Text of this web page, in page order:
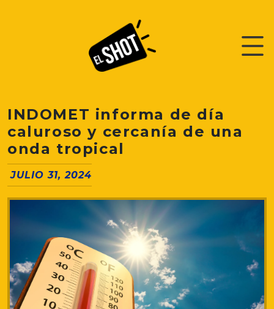
INDOMET informa de día
caluroso y cercanía de una
onda tropical
JULIO 31, 2024